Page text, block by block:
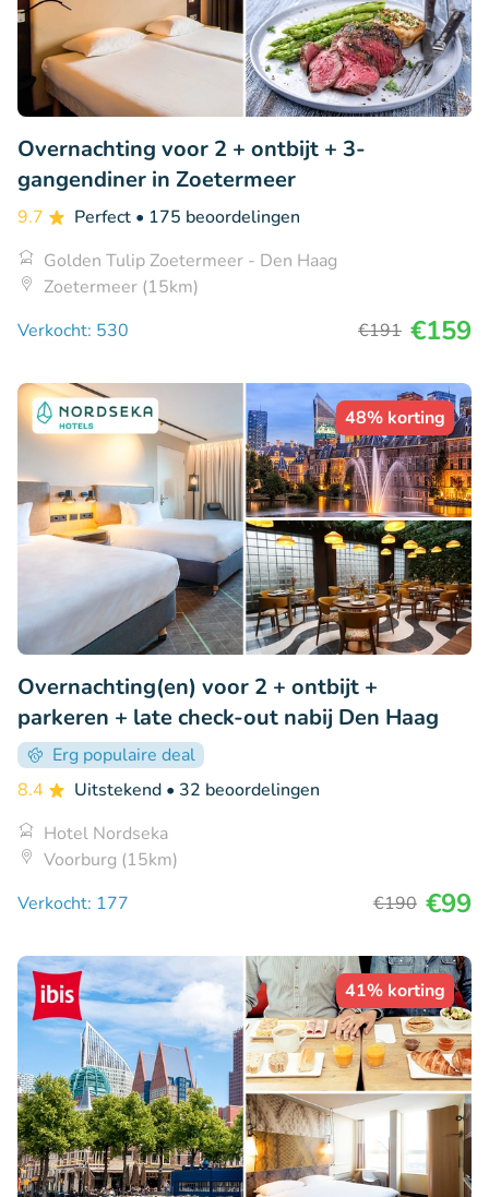
Overnachting voor 2 + ontbijt + 3-
gangendiner in Zoetermeer
9.7 Perfect • 175 beoordelingen
Golden Tulip Zoetermeer - Den Haag
Zoetermeer (15km)
Verkocht: 530
€191 €159
48% korting
Overnachting(en) voor 2 + ontbijt +
parkeren + late check-out nabij Den Haag
Erg populaire deal
8.4
Uitstekend • 32 beoordelingen
Hotel Nordseka
Voorburg (15km)
Verkocht: 177
€190 €99
41% korting